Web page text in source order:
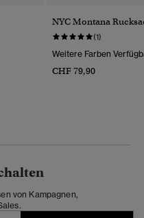
NYC Montana
(1)
Weitere Farben
CHF 79,90
von Kampagnen,